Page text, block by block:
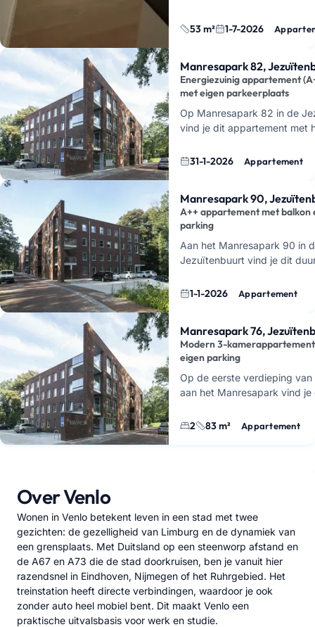
53 m² 1-7-2026
Manresapark 82,
Energiezuinig appartement
met eigen parkeerplaats
Op Manresapark 82 in de
vind je dit appartement met
voorzien van een lift, wat
31-1-2026 Appartement
Manresapark 90,
A++ appartement met balkon
parking
Aan het Manresapark 90 in
Jezuïtenbuurt vind je dit
de warmtepomp en
1-1-2026 Appartement
Manresapark 76,
Modern 3-
eigen parking
Op de eerste verdieping
aan het Manresapark vind je
oppervlakte van 83
2 83 m² Appartement
Over Venlo
Wonen in Venlo betekent leven in een stad met twee
gezichten: de gezelligheid van Limburg en de dynamiek van
een grensplaats. Met Duitsland op een steenworp afstand en
de A67 en A73 die de stad doorkruisen, ben je vanuit hier
razendsnel in Eindhoven, Nijmegen of het Ruhrgebied. Het
treinstation heeft directe verbindingen, waardoor je ook
zonder auto heel mobiel bent. Dit maakt Venlo een
praktische uitvalsbasis voor werk en studie.